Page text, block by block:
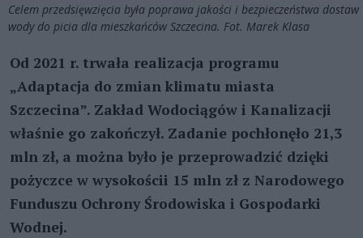
Celem przedsięwzięcia była poprawa jakości i bezpieczeństwa dostaw
wody do picia dla mieszkańców Szczecina. Fot. Marek Klasa
Od 2021 r. trwała realizacja programu
„Adaptacja do zmian klimatu miasta
Szczecina”. Zakład Wodociągów i Kanalizacji
właśnie go zakończył. Zadanie pochłonęło 21,3
mln zł, a można było je przeprowadzić dzięki
pożyczce w wysokościi 15 mln zł z Narodowego
Funduszu Ochrony Środowiska i Gospodarki
Wodnej.